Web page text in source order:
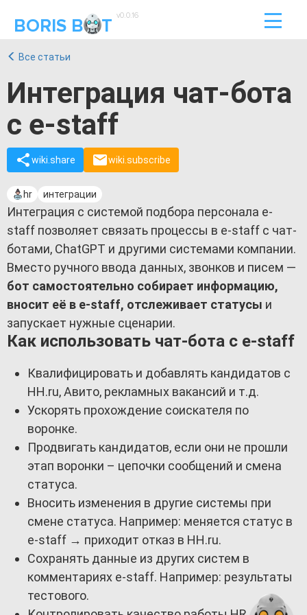
BORIS B T v0.0.16
Все статьи
Интеграция чат-бота
с e-staff
wiki.share wiki.subscribe
hr интеграции
Интеграция с системой подбора персонала e-
staff позволяет связать процессы в e-staff с чат-
ботами, ChatGPT и другими системами компании.
Вместо ручного ввода данных, звонков и писем —
бот самостоятельно собирает информацию,
вносит её в e-staff, отслеживает статусы и
запускает нужные сценарии.
Как использовать чат-бота с e-staff
Квалифицировать и добавлять кандидатов с
HH.ru, Авито, рекламных вакансий и т.д.
Ускорять прохождение соискателя по
воронке.
Продвигать кандидатов, если они не прошли
этап воронки – цепочки сообщений и смена
статуса.
Вносить изменения в другие системы при
смене статуса. Например: меняется статус в
e-staff → приходит отказ в HH.ru.
Сохранять данные из других систем в
комментариях e-staff. Например: результаты
тестового.